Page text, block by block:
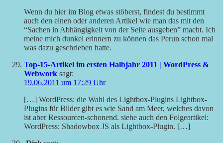
Wenn du hier im Blog etwas stöberst, findest du bestimmt
auch den einen oder anderen Artikel wie man das mit den
“Sachen in Abhängigkeit von der Seite ausgeben” macht. Ich
meine mich dunkel erinnern zu können das Perun schon mal
was dazu geschrieben hatte.
Top-15-Artikel im ersten Halbjahr 2011 | WordPress &
Webwork sagt:
19.06.2011 um 17:29 Uhr
[…] WordPress: die Wahl des Lightbox-Plugins Lightbox-
Plugins für Bilder gibt es wie Sand am Meer, welches davon
ist aber Ressourcen-schonend. siehe auch den Folgeartikel:
WordPress: Shadowbox JS als Lightbox-Plugin. […]